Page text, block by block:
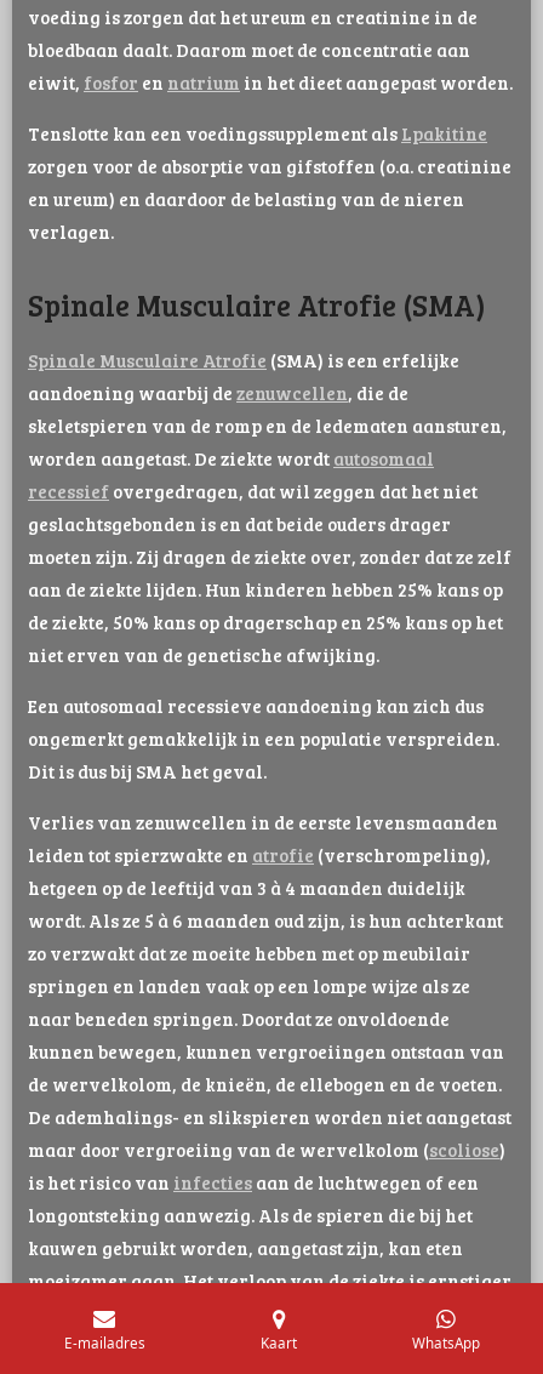
voeding is zorgen dat het ureum en creatinine in de
bloedbaan daalt. Daarom moet de concentratie aan
eiwit, fosfor en natrium in het dieet aangepast worden.
Tenslotte kan een voedingssupplement als Lpakitine
zorgen voor de absorptie van gifstoffen (o.a. creatinine
en ureum) en daardoor de belasting van de nieren
verlagen.
Spinale Musculaire Atrofie (SMA)
Spinale Musculaire Atrofie (SMA) is een erfelijke
aandoening waarbij de zenuwcellen, die de
skeletspieren van de romp en de ledematen aansturen,
worden aangetast. De ziekte wordt autosomaal
recessief overgedragen, dat wil zeggen dat het niet
geslachtsgebonden is en dat beide ouders drager
moeten zijn. Zij dragen de ziekte over, zonder dat ze zelf
aan de ziekte lijden. Hun kinderen hebben 25% kans op
de ziekte, 50% kans op dragerschap en 25% kans op het
niet erven van de genetische afwijking.
Een autosomaal recessieve aandoening kan zich dus
ongemerkt gemakkelijk in een populatie verspreiden.
Dit is dus bij SMA het geval.
Verlies van zenuwcellen in de eerste levensmaanden
leiden tot spierzwakte en atrofie (verschrompeling),
hetgeen op de leeftijd van 3 à 4 maanden duidelijk
wordt. Als ze 5 à 6 maanden oud zijn, is hun achterkant
zo verzwakt dat ze moeite hebben met op meubilair
springen en landen vaak op een lompe wijze als ze
naar beneden springen. Doordat ze onvoldoende
kunnen bewegen, kunnen vergroeiingen ontstaan van
de wervelkolom, de knieën, de ellebogen en de voeten.
De ademhalings- en slikspieren worden niet aangetast
maar door vergroeiing van de wervelkolom (scoliose)
is het risico van infecties aan de luchtwegen of een
longontsteking aanwezig. Als de spieren die bij het
kauwen gebruikt worden, aangetast zijn, kan eten
moeizamer gaan. Het verloop van de ziekte is ernstiger
naarmate deze eerder optreedt.
E-mailadres Kaart WhatsApp